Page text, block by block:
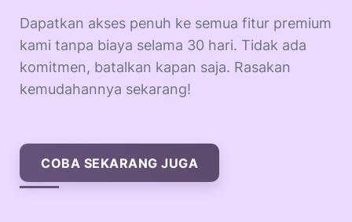
Dapatkan akses penuh ke semua fitur premium
kami tanpa biaya selama 30 hari. Tidak ada
komitmen, batalkan kapan saja. Rasakan
kemudahannya sekarang!
COBA SEKARANG JUGA